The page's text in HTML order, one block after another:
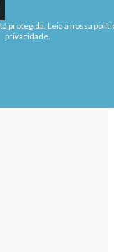
protegida. Leia a nossa
privacidade.